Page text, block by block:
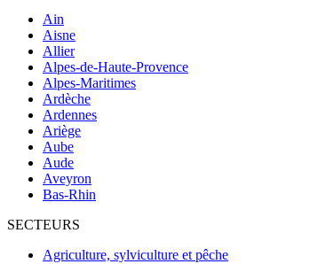
Ain
Aisne
Allier
Alpes-de-Haute-Provence
Alpes-Maritimes
Ardèche
Ardennes
Ariège
Aube
Aude
Aveyron
Bas-Rhin
SECTEURS
Agriculture, sylviculture et pêche